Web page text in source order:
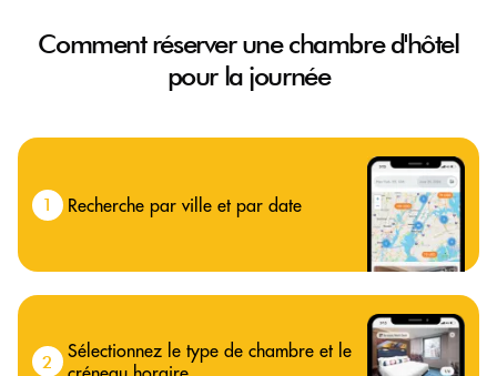
Comment réserver une chambre d'hôtel
pour la journée
1 Recherche par ville et par date
2
Sélectionnez le type de chambre et le